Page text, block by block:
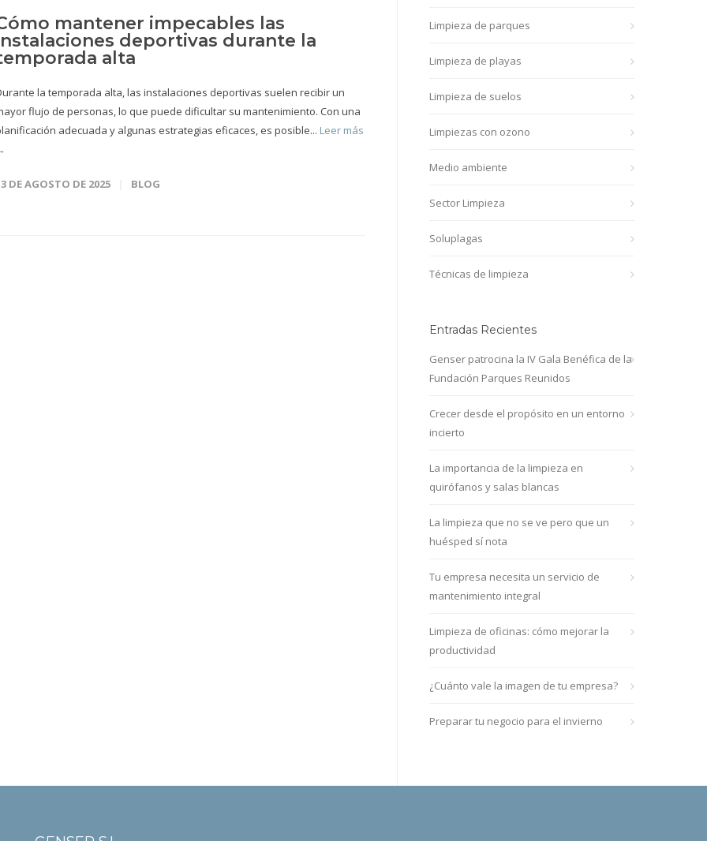
mantener impecables las
deportivas durante la
alta
la temporada alta, las instalaciones deportivas suelen recibir un
flujo de personas, lo que puede dificultar su mantenimiento. Con una
adecuada y algunas estrategias eficaces, es posible... Leer más
DE AGOSTO DE 2025 BLOG
Limpieza de parques
Limpieza de playas
Limpieza de suelos
Limpiezas con ozono
Medio ambiente
Sector Limpieza
Soluplagas
Técnicas de limpieza
Entradas Recientes
Genser patrocina la IV Gala Benéfica de la
Fundación Parques Reunidos
Crecer desde el propósito en un entorno
incierto
La importancia de la limpieza en
quirófanos y salas blancas
La limpieza que no se ve pero que un
huésped sí nota
Tu empresa necesita un servicio de
mantenimiento integral
Limpieza de oficinas: cómo mejorar la
productividad
¿Cuánto vale la imagen de tu empresa?
Preparar tu negocio para el invierno